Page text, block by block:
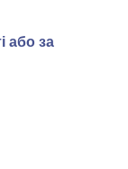
або за